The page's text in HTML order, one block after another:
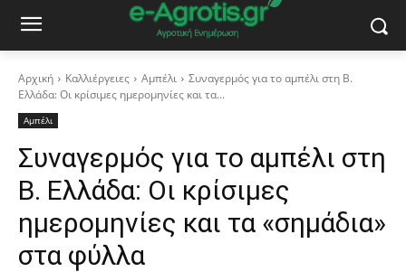
Αρχική Καλλιέργειες Αμπέλι
Συναγερμός για το αμπέλι στη Β.
Ελλάδα: Οι κρίσιμες ημερομηνίες και τα...
Αμπέλι
Συναγερμός για το αμπέλι στη
Β. Ελλάδα: Οι κρίσιμες
ημερομηνίες και τα «σημάδια»
στα φύλλα